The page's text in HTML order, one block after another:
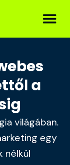
a
világában.
egy
nélkül